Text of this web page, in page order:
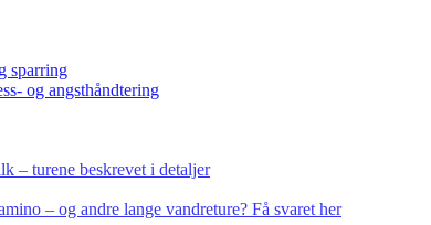
sparring
og angsthåndtering
– turene beskrevet i detaljer
– og andre lange vandreture? Få svaret her